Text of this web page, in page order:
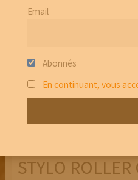
STYLO
Email
Abonnés
En continuant, vous